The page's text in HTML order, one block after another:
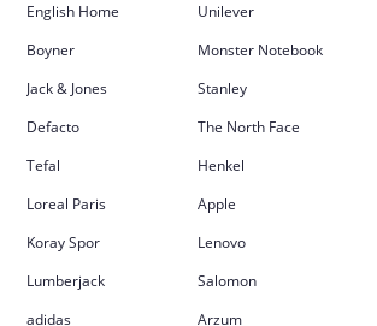
English Home
Unilever
Boyner
Monster Notebook
Jack & Jones
Stanley
Defacto
The North Face
Tefal
Henkel
Loreal Paris
Apple
Koray Spor
Lenovo
Lumberjack
Salomon
adidas Arzum